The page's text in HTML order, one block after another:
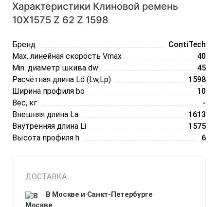
Характеристики Клиновой ремень
10Х1575 Z 62 Z 1598
Бренд
ContiTech
Max. линейная скорость Vmax
40
Min. диаметр шкива dw
45
Расчётная длина Ld (Lw,Lp)
1598
Ширина профиля bo
10
Вес, кг
-
Внешняя длина La
1613
Внутренняя длина Li
1575
Высота профиля h
6
ДОСТАВКА
В Москве и Санкт-Петербурге